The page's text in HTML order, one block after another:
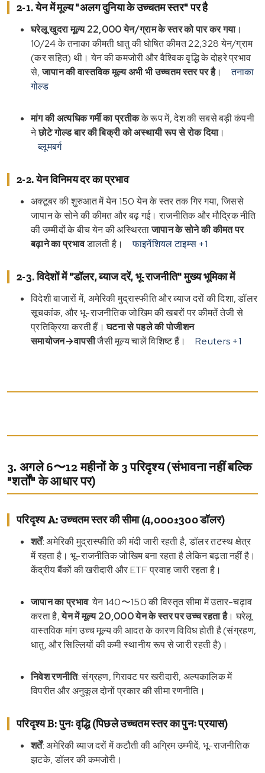
2-1. येन में मूल्य "अलग दुनिया के उच्चतम स्तर" पर है
घरेलू खुदरा मूल्य 22,000 येन/ग्राम के स्तर को पार कर गया।
10/24 के तनाका कीमती धातु की घोषित कीमत 22,328 येन/ग्राम
(कर सहित) थी। येन की कमजोरी और वैश्विक वृद्धि के दोहरे प्रभाव
से,जापान की वास्तविक मूल्य अभी भी उच्चतम स्तर पर है।
तनाका
गोल्ड
मांग की अत्यधिक गर्मी का प्रतीकके रूप में, देश की सबसे बड़ी कंपनी
नेछोटे गोल्ड बार की बिक्री को अस्थायी रूप से रोक दिया।
ब्लूमबर्ग
2-2. येन विनिमय दर का प्रभाव
अक्टूबर की शुरुआत में येन 150 येन के स्तर तक गिर गया, जिससे
जापान के सोने की कीमत और बढ़ गई। राजनीतिक और मौद्रिक नीति
की उम्मीदों के बीच येन की अस्थिरताजापान के सोने की कीमत पर
बढ़ाने का प्रभावडालती है। फाइनेंशियल टाइम्स +1
2-3. विदेशों में "डॉलर, ब्याज दरें, भू-राजनीति" मुख्य भूमिका में
विदेशी बाजारों में, अमेरिकी मुद्रास्फीति और ब्याज दरों की दिशा, डॉलर
सूचकांक, और भू-राजनीतिक जोखिम की खबरों पर कीमतें तेजी से
प्रतिक्रिया करती हैं।घटना से पहले की पोजीशन
समायोजन→वापसीजैसी मूल्य चालें विशिष्ट हैं। Reuters +1
3. अगले 6〜12 महीनों के 3 परिदृश्य (संभावना नहीं बल्कि
"शर्तों" के आधार पर)
परिदृश्य A: उच्चतम स्तर की सीमा (4,000±300 डॉलर)
शर्तें: अमेरिकी मुद्रास्फीति की मंदी जारी रहती है, डॉलर तटस्थ क्षेत्र
में रहता है। भू-राजनीतिक जोखिम बना रहता है लेकिन बढ़ता नहीं है।
केंद्रीय बैंकों की खरीदारी और ETF प्रवाह जारी रहता है।
जापान का प्रभाव: येन 140〜150 की विस्तृत सीमा में उतार-चढ़ाव
करता है,येन में मूल्य 20,000 येन के स्तर पर उच्च रहता है। घरेलू
वास्तविक मांग उच्च मूल्य की आदत के कारण विविध होती है (संग्रहण,
धातु, और सिल्लियों की कमी स्थानीय रूप से जारी रहती है)।
निवेश रणनीति: संग्रहण, गिरावट पर खरीदारी, अल्पकालिक में
विपरीत और अनुकूल दोनों प्रकार की सीमा रणनीति।
परिदृश्य B: पुनः वृद्धि (पिछले उच्चतम स्तर का पुनः प्रयास)
शर्तें: अमेरिकी ब्याज दरों में कटौती की अग्रिम उम्मीदें, भू-राजनीतिक
झटके, डॉलर की कमजोरी।